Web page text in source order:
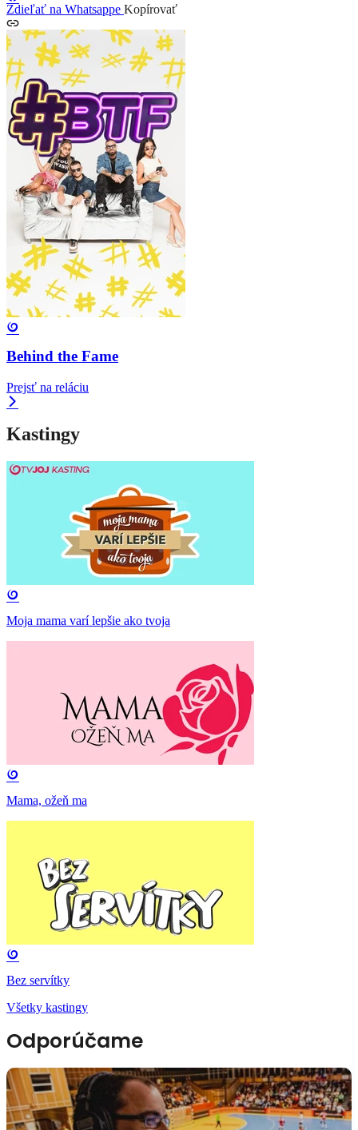
Zdieľať na Whatsappe Kopírovať
Behind the Fame
Prejsť na reláciu
Kastingy
Moja mama varí lepšie ako tvoja
Mama, ožeň ma
Bez servítky
Všetky kastingy
Odporúčame